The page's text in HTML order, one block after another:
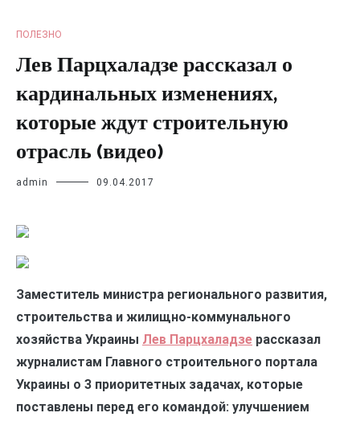
ПОЛЕЗНО
Лев Парцхаладзе рассказал о
кардинальных изменениях,
которые ждут строительную
отрасль (видео)
admin 09.04.2017
Заместитель министра регионального развития,
строительства и жилищно-коммунального
хозяйства Украины Лев Парцхаладзе рассказал
журналистам Главного строительного портала
Украины о 3 приоритетных задачах, которые
поставлены перед его командой: улучшением